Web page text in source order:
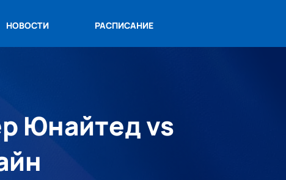
НОВОСТИ РАСПИСАНИЕ
Юнайтед vs